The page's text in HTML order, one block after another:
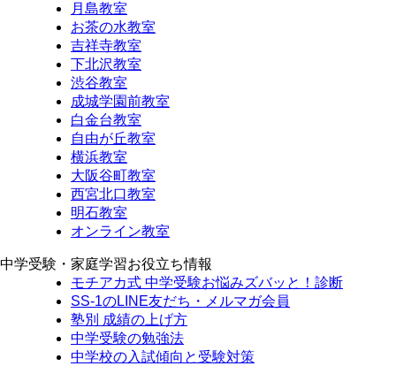
月島教室
お茶の水教室
吉祥寺教室
下北沢教室
渋谷教室
成城学園前教室
白金台教室
自由が丘教室
横浜教室
大阪谷町教室
西宮北口教室
明石教室
オンライン教室
中学受験・家庭学習お役立ち情報
モチアカ式 中学受験お悩みズバッと！診断
SS-1のLINE友だち・メルマガ会員
塾別 成績の上げ方
中学受験の勉強法
中学校の入試傾向と受験対策